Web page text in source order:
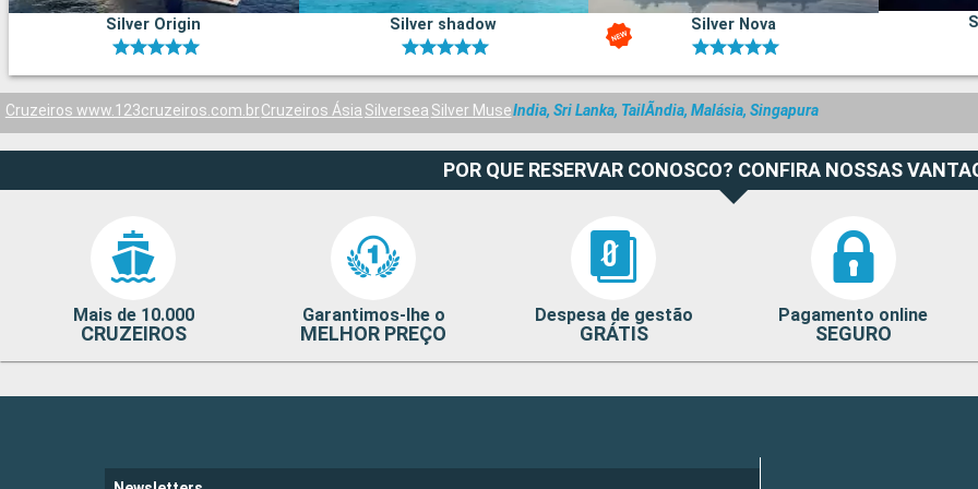
Silver Origin Silver shadow Silver Nova
Cruzeiros www.123cruzeiros.com.brCruzeiros Ásia Silversea Silver MuseIndia, Sri Lanka, TailÃndia, Malásia, Singapura
POR QUE RESERVAR CONOSCO? CONFIRA NOSSAS
Mais de 10.000
CRUZEIROS
Garantimos-lhe o
MELHOR PREÇO
Despesa de gestão
GRÁTIS
Pagamento online
SEGURO